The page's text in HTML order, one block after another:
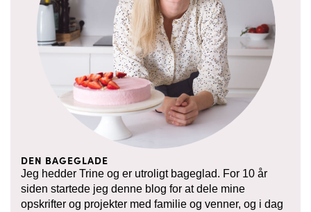
DEN BAGEGLADE
Jeg hedder Trine og er utroligt bageglad. For 10 år
siden startede jeg denne blog for at dele mine
opskrifter og projekter med familie og venner, og i dag